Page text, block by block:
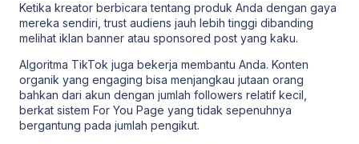
Ketika kreator berbicara tentang produk Anda dengan gaya
mereka sendiri, trust audiens jauh lebih tinggi dibanding
melihat iklan banner atau sponsored post yang kaku.
Algoritma TikTok juga bekerja membantu Anda. Konten
organik yang engaging bisa menjangkau jutaan orang
bahkan dari akun dengan jumlah followers relatif kecil,
berkat sistem For You Page yang tidak sepenuhnya
bergantung pada jumlah pengikut.